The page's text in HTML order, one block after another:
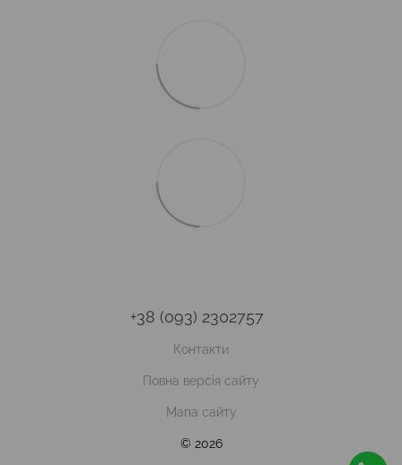
+38 (093) 2302757
Контакти
Повна версія сайту
Мапа сайту
© 2026